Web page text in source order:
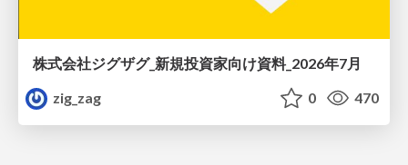
株式会社ジグザグ_新規投資家向け資料_2026年7月
zig_zag
0 470